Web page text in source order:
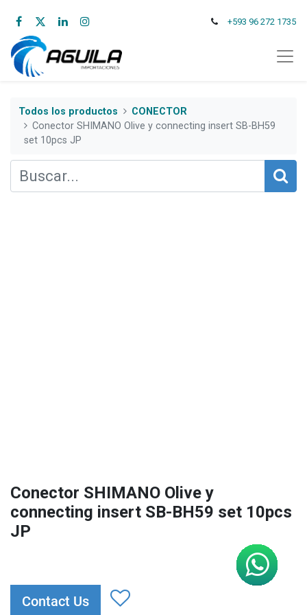
+593 96 272 1735
Todos los productos
CONECTOR
Conector SHIMANO Olive y connecting insert SB-BH59
set 10pcs JP
Conector SHIMANO Olive y
connecting insert SB-BH59 set 10pcs
JP
Contact Us